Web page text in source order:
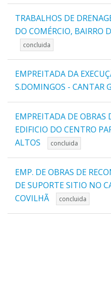
TRABALHOS DE
DO COMÉRCIO, BAIRRO
concluida
EMPREITADA DA
S.DOMINGOS - CANTAR
EMPREITADA DE OBRAS
EDIFICIO DO CENTRO
ALTOS
concluida
EMP. DE OBRAS DE
DE SUPORTE SITIO NO
COVILHÃ
concluida